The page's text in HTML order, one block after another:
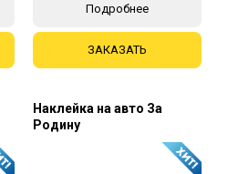
Подробнее
ЗАКАЗАТЬ
Наклейка на авто За
Родину